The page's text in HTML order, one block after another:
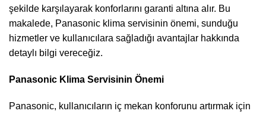
şekilde karşılayarak konforlarını garanti altına alır. Bu
makalede, Panasonic klima servisinin önemi, sunduğu
hizmetler ve kullanıcılara sağladığı avantajlar hakkında
detaylı bilgi vereceğiz.
Panasonic Klima Servisinin Önemi
Panasonic, kullanıcıların iç mekan konforunu artırmak için